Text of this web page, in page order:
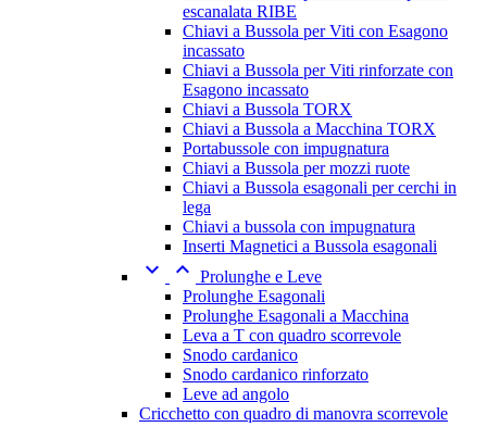
escanalata RIBE
Chiavi a Bussola per Viti con Esagono
incassato
Chiavi a Bussola per Viti rinforzate con
Esagono incassato
Chiavi a Bussola TORX
Chiavi a Bussola a Macchina TORX
Portabussole con impugnatura
Chiavi a Bussola per mozzi ruote
Chiavi a Bussola esagonali per cerchi in
lega
Chiavi a bussola con impugnatura
Inserti Magnetici a Bussola esagonali
  Prolunghe e Leve
Prolunghe Esagonali
Prolunghe Esagonali a Macchina
Leva a T con quadro scorrevole
Snodo cardanico
Snodo cardanico rinforzato
Leve ad angolo
Cricchetto con quadro di manovra scorrevole